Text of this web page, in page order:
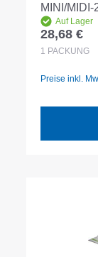
MINI/MIDI-
Auf Lager
Regulärer
28,68 €
1 PACKUNG
Preise inkl.